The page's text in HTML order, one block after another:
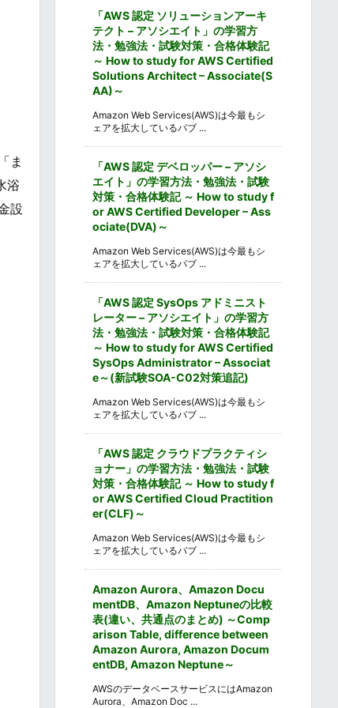
ま
浴
設
「AWS 認定 ソリューションアーキ
テクト – アソシエイト」の学習方
法・勉強法・試験対策・合格体験記
～ How to study for AWS Certified
Solutions Architect – Associate(S
AA)～
Amazon Web Services(AWS)は今最もシ
ェアを拡大しているパブ ...
「AWS 認定 デベロッパー – アソシ
エイト」の学習方法・勉強法・試験
対策・合格体験記 ～ How to study f
or AWS Certified Developer – Ass
ociate(DVA)～
Amazon Web Services(AWS)は今最もシ
ェアを拡大しているパブ ...
「AWS 認定 SysOps アドミニスト
レーター – アソシエイト」の学習方
法・勉強法・試験対策・合格体験記
～ How to study for AWS Certified
SysOps Administrator – Associat
e～(新試験SOA-C02対策追記)
Amazon Web Services(AWS)は今最もシ
ェアを拡大しているパブ ...
「AWS 認定 クラウドプラクティシ
ョナー」の学習方法・勉強法・試験
対策・合格体験記 ～ How to study f
or AWS Certified Cloud Practition
er(CLF)～
Amazon Web Services(AWS)は今最もシ
ェアを拡大しているパブ ...
Amazon Aurora、Amazon Docu
mentDB、Amazon Neptuneの比較
表(違い、共通点のまとめ) ～Comp
arison Table, difference between
Amazon Aurora, Amazon Docum
entDB, Amazon Neptune～
AWSのデータベースサービスにはAmazon
Aurora、Amazon Doc ...